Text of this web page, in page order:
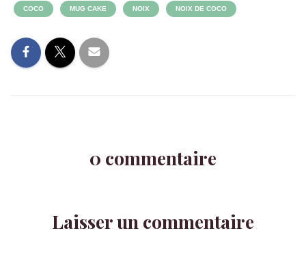
COCO MUG CAKE NOIX NOIX DE COCO
0 commentaire
Laisser un commentaire